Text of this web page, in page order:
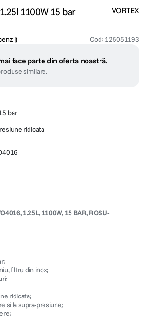
1100W 15 bar
) Cod: 125051193
VORTEX
face parte din oferta noastră.
similare.
bar
ridicata
1.25L, 1100W, 15 BAR, ROSU-
filtru din inox;
ridicata;
si la supra-presiune;